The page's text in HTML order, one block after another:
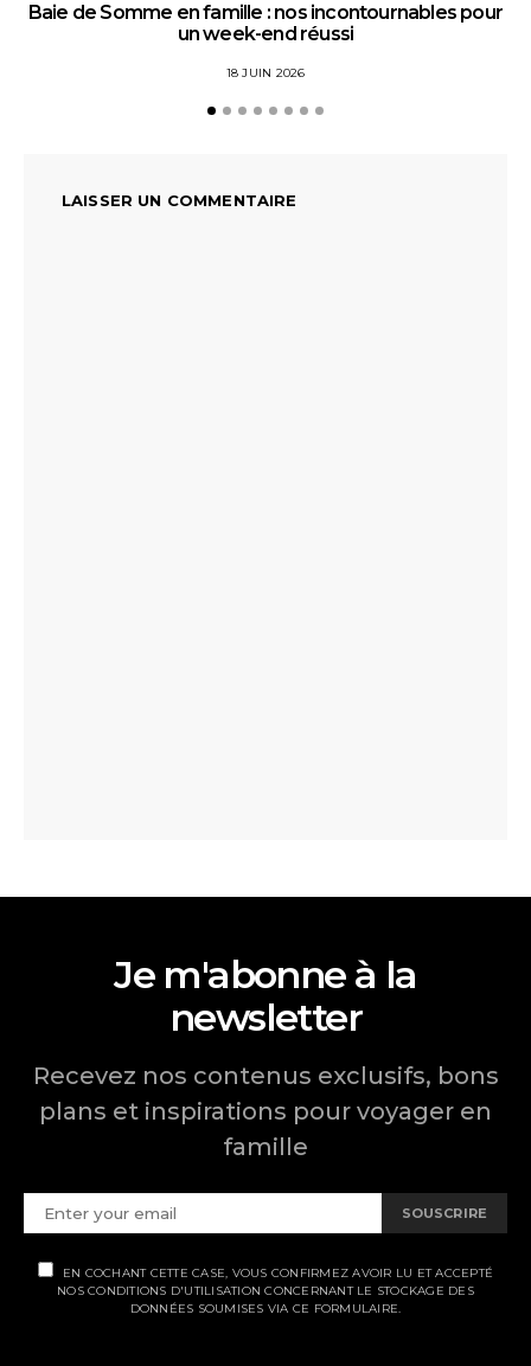
Baie de Somme en famille : nos incontournables pour
un week-end réussi
18 JUIN 2026
LAISSER UN COMMENTAIRE
Je m'abonne à la
newsletter
Recevez nos contenus exclusifs, bons
plans et inspirations pour voyager en
famille
SOUSCRIRE
EN COCHANT CETTE CASE, VOUS CONFIRMEZ AVOIR LU ET ACCEPTÉ
NOS CONDITIONS D'UTILISATION CONCERNANT LE STOCKAGE DES
DONNÉES SOUMISES VIA CE FORMULAIRE.